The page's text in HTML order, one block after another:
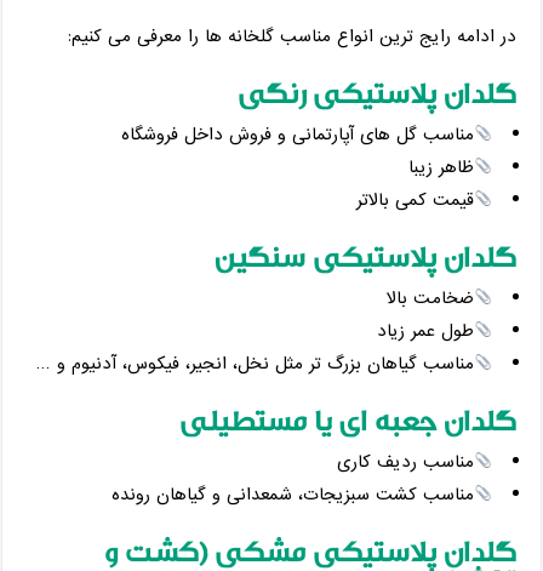
در ادامه رایج ‌ترین انواع مناسب گلخانه ‌ها را معرفی می‌ کنیم:
گلدان پلاستیکی رنگی
مناسب گل‌ های آپارتمانی و فروش داخل فروشگاه
ظاهر زیبا
قیمت کمی بالاتر
گلدان پلاستیکی سنگین
ضخامت بالا
طول عمر زیاد
مناسب گیاهان بزرگ ‌تر مثل نخل، انجیر، فیکوس، آدنیوم و …
گلدان جعبه ‌ای یا مستطیلی
مناسب ردیف ‌کاری
مناسب کشت سبزیجات، شمعدانی و گیاهان رونده
گلدان پلاستیکی مشکی (کشت و